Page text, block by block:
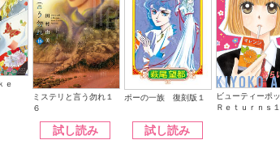
ｅ
ミステリと言う勿れ１
６
試し読み
ポーの一族 復刻版１
試し読み
ビューティーポ
Ｒｅｔｕｒｎｓ１